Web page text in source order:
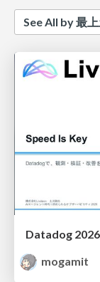
See All by 最
mogamit